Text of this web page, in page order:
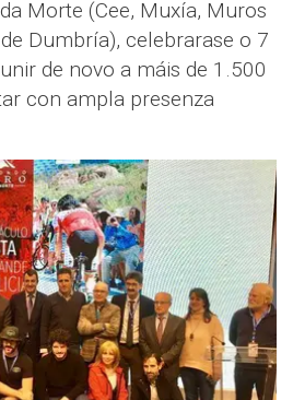
Morte (Cee, Muxía, Muros
Dumbría), celebrarase o 7
de novo a máis de 1.500
con ampla presenza